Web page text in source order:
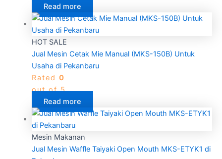
Read more
HOT SALE
Jual Mesin Cetak Mie Manual (MKS-150B) Untuk
Usaha di Pekanbaru
Rated 0
out of 5
Read more
Mesin Makanan
Jual Mesin Waffle Taiyaki Open Mouth MKS-ETYK1 di